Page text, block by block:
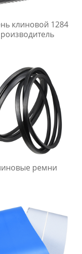
клиновой 1284
ремни